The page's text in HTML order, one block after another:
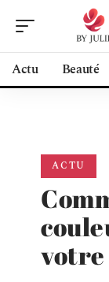
Actu Beauté
ACTU
votre